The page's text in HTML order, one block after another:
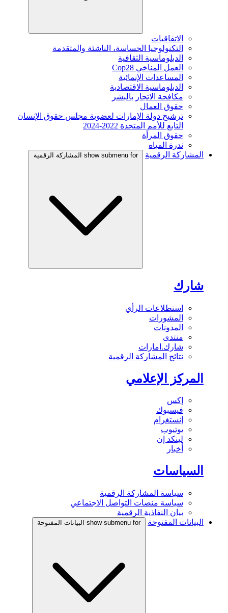
الاتفاقيات
التكنولوجيا الحساسة، الناشئة والمتقدمة
الدبلوماسية الثقافية
العمل المناخي Cop28
المساعدات الإنمائية
الدبلوماسية الاقتصادية
مكافحة الاتجار بالبشر
حقوق العمال
ترشيح دولة الإمارات لعضوية مجلس حقوق الإنسان
التابع للأمم المتحدة 2022-2024
حقوق المرأة
ندرة المياه
المشاركة الرقمية
show submenu for المشاركة الرقمية
شارك
استطلاعات الرأي
المشورات
المدونات
منتدى
شارك.امارات
نتائج المشاركة الرقمية
المركز الإعلامي
إكس
فيسبوك
إنستغرام
يوتيوب
لينكد إن
أخبار
السياسات
سياسة المشاركة الرقمية
سياسة منصات التواصل الاجتماعي
بيان النفاذية الرقمية
البيانات المفتوحة
show submenu for البيانات المفتوحة